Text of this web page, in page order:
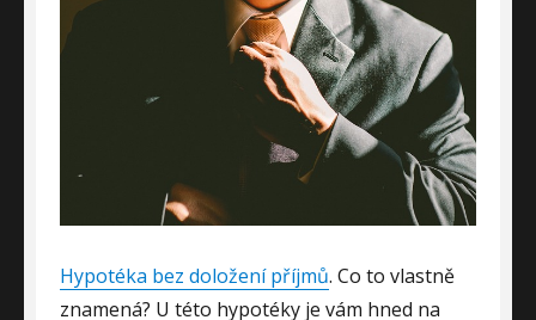
Hypotéka bez doložení příjmů. Co to vlastně
znamená? U této hypotéky je vám hned na